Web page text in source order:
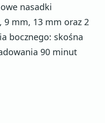
nasadki
9 mm, 13 mm oraz 2
bocznego: skośna
90 minut